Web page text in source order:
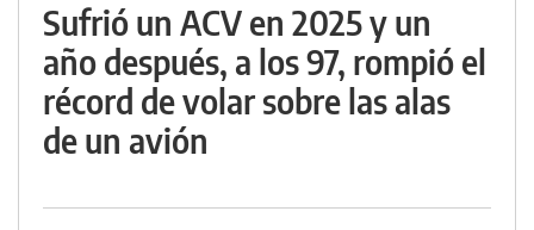
Sufrió un ACV en 2025 y un
año después, a los 97, rompió el
récord de volar sobre las alas
de un avión